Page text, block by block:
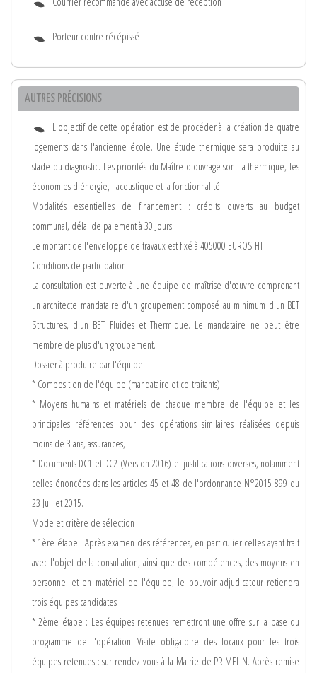
Porteur contre récépissé
AUTRES PRÉCISIONS
L'objectif de cette opération est de procéder à la création de quatre
logements dans l'ancienne école. Une étude thermique sera produite au
stade du diagnostic. Les priorités du Maître d'ouvrage sont la thermique, les
économies d'énergie, l'acoustique et la fonctionnalité.
Modalités essentielles de financement : crédits ouverts au budget
communal, délai de paiement à 30 Jours.
Le montant de l'enveloppe de travaux est fixé à 405000 EUROS HT
Conditions de participation :
La consultation est ouverte à une équipe de maîtrise d'œuvre comprenant
un architecte mandataire d'un groupement composé au minimum d'un BET
Structures, d'un BET Fluides et Thermique. Le mandataire ne peut être
membre de plus d'un groupement.
Dossier à produire par l'équipe :
* Composition de l'équipe (mandataire et co-traitants).
* Moyens humains et matériels de chaque membre de l'équipe et les
principales références pour des opérations similaires réalisées depuis
moins de 3 ans, assurances,
* Documents DC1 et DC2 (Version 2016) et justifications diverses, notamment
celles énoncées dans les articles 45 et 48 de l'ordonnance N°2015-899 du
23 Juillet 2015.
Mode et critère de sélection
* 1ère étape : Après examen des références, en particulier celles ayant trait
avec l'objet de la consultation, ainsi que des compétences, des moyens en
personnel et en matériel de l'équipe, le pouvoir adjudicateur retiendra
trois équipes candidates
* 2ème étape : Les équipes retenues remettront une offre sur la base du
programme de l'opération. Visite obligatoire des locaux pour les trois
équipes retenues : sur rendez-vous à la Mairie de PRIMELIN. Après remise